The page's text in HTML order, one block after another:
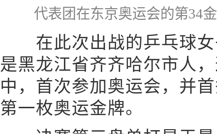
代表团在东京奥运会的第34
在此次出战的乒乓球女
是黑龙江省齐齐哈尔市人
中，首次参加奥运会，并
第一枚奥运金牌。